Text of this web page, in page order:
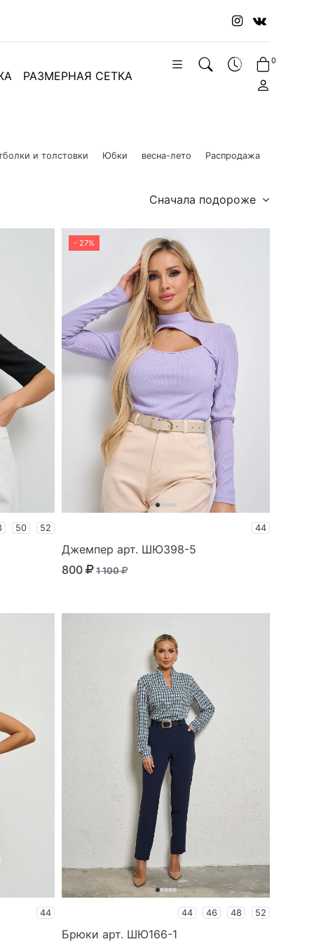
РАЗМЕРНАЯ СЕТКА
0
и толстовки Юбки весна-лето
Распродажа
Сначала подороже
50 52
- 27%
44
Джемпер арт. ШЮ398-5
800
1 100
44 44 46 48 52
Брюки арт. ШЮ166-1